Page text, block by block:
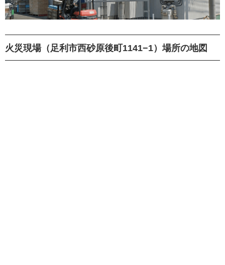
火災現場（足利市西砂原後町1141−1）場所の地図